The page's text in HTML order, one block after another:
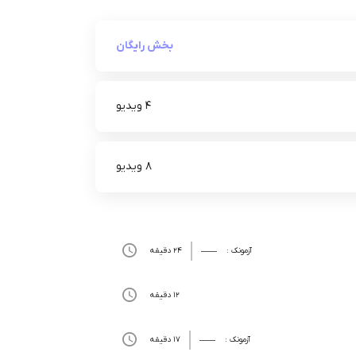
بخش رایگان
4 ویدیو
8 ویدیو
آزمونک : 24 دقیقه
12 دقیقه
آزمونک : 17 دقیقه